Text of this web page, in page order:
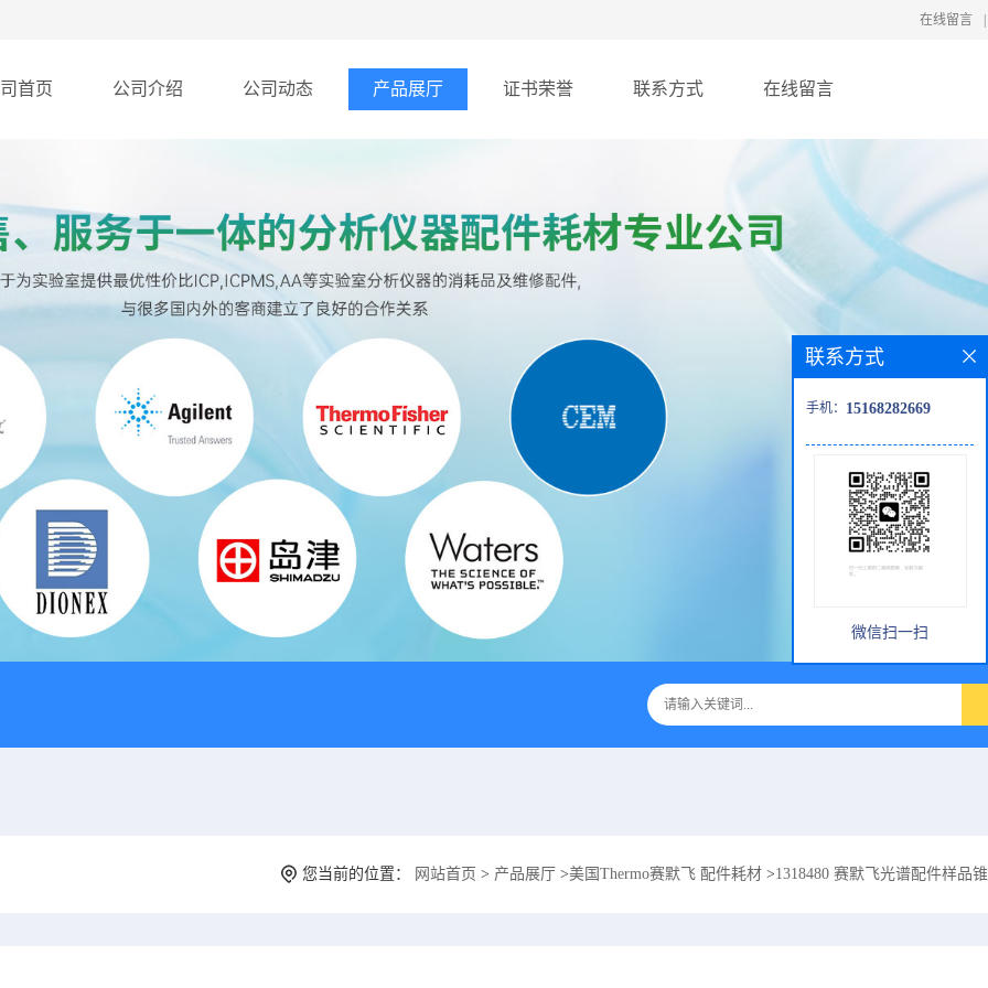
在线留言
首页 公司介绍 公司动态 产品展厅 证书荣誉 联系方式 在线留言
您当前的位置： 网站首页 > 产品展厅 >美国Thermo赛默飞 配件耗材 >1318480 赛默飞光谱配件样品
联系方式
手机： 15168282669
微信扫一扫